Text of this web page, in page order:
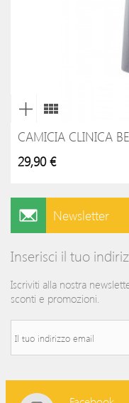
CAMICIA CLINICA
29,90 €
Newsletter
Inserisci il tuo
Iscriviti alla nostra
sconti e promozioni.